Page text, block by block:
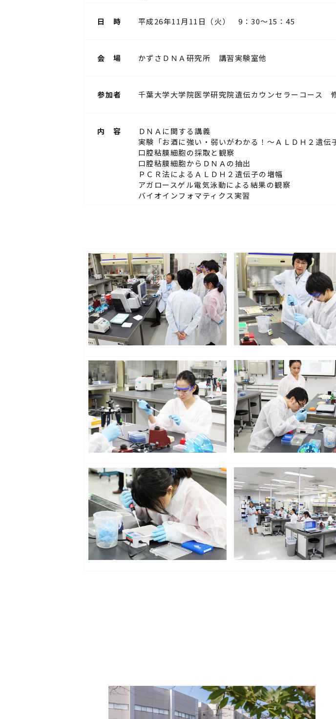
日 時 平成26年11月11日（火） 9：30～15：45
会 場 かずさＤＮＡ研究所 講習実験室他
参加者 千葉大学大学院医学研究院遺伝カウンセラーコース
内 容
ＤＮＡに関する講義
実験「お酒に強い・弱いがわかる！～ＡＬＤＨ２遺伝
口腔粘膜細胞の採取と観察
口腔粘膜細胞からＤＮＡの抽出
ＰＣＲ法によるＡＬＤＨ２遺伝子の増幅
アガロースゲル電気泳動による結果の観察
バイオインフォマティクス実習